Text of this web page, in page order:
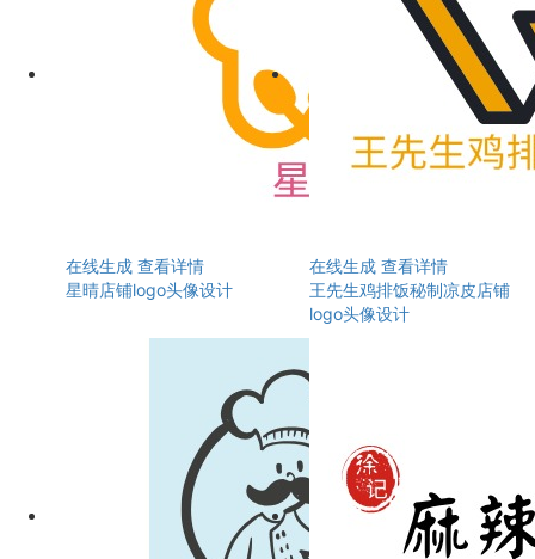
在线生成 查看详情
星晴店铺logo头像设计
在线生成 查看详情
王先生鸡排饭秘制凉皮店铺
logo头像设计